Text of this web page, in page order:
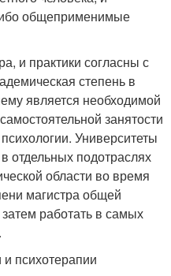
общеприменимые
и практики согласны с
степень в
является необходимой
занятости
Университеты
отдельных подотраслях
области во время
магистра общей
работать в самых
и психотерапии